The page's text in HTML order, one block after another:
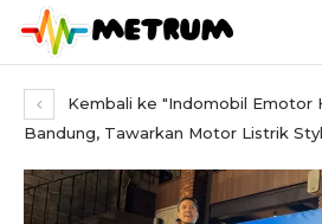
Kembali ke "Indomobil Emotor
Bandung, Tawarkan Motor Listrik